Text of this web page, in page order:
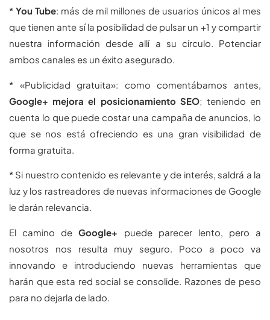
* You Tube: más de mil millones de usuarios únicos al mes
que tienen ante sí la posibilidad de pulsar un +1 y compartir
nuestra información desde allí a su círculo. Potenciar
ambos canales es un éxito asegurado.
* «Publicidad gratuita»: como comentábamos antes,
Google+ mejora el posicionamiento SEO; teniendo en
cuenta lo que puede costar una campaña de anuncios, lo
que se nos está ofreciendo es una gran visibilidad de
forma gratuita.
* Si nuestro contenido es relevante y de interés, saldrá a la
luz y los rastreadores de nuevas informaciones de Google
le darán relevancia.
El camino deGoogle+ puede parecer lento, pero a
nosotros nos resulta muy seguro. Poco a poco va
innovando e introduciendo nuevas herramientas que
harán que esta red social se consolide. Razones de peso
para no dejarla de lado.